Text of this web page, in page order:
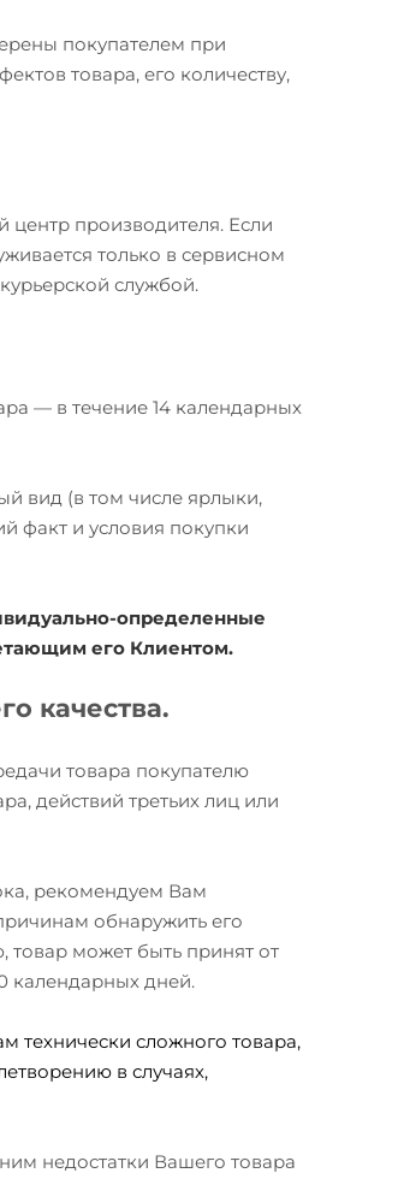
покупателем при
товара, его количеству,
центр производителя. Если
только в сервисном
службой.
— в течение 14 календарных
вид (в том числе ярлыки,
факт и условия покупки
определенные
его Клиентом.
качества.
товара покупателю
действий третьих лиц или
рекомендуем Вам
обнаружить его
может быть принят от
календарных дней.
технически сложного товара,
в случаях,
недостатки Вашего товара